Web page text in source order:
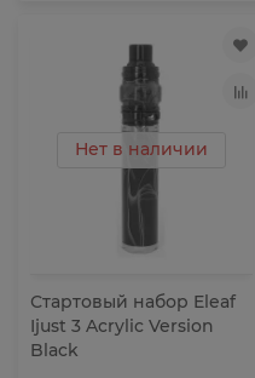
Нет в наличии
Стартовый набор Eleaf
Ijust 3 Acrylic Version
Black